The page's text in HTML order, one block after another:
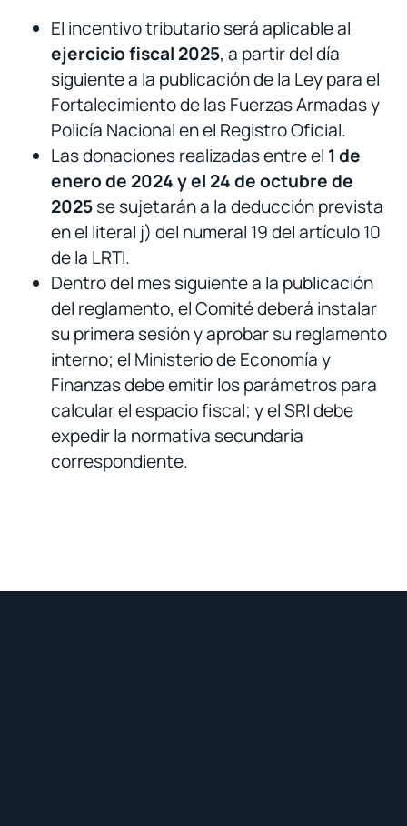
El incentivo tributario será aplicable al
ejercicio fiscal 2025, a partir del día
siguiente a la publicación de la Ley para el
Fortalecimiento de las Fuerzas Armadas y
Policía Nacional en el Registro Oficial.
Las donaciones realizadas entre el 1 de
enero de 2024 y el 24 de octubre de
2025se sujetarán a la deducción prevista
en el literal j) del numeral 19 del artículo 10
de la LRTI.
Dentro del mes siguiente a la publicación
del reglamento, el Comité deberá instalar
su primera sesión y aprobar su reglamento
interno; el Ministerio de Economía y
Finanzas debe emitir los parámetros para
calcular el espacio fiscal; y el SRI debe
expedir la normativa secundaria
correspondiente.